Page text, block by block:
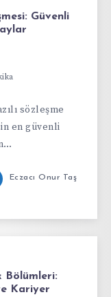
Güvenli
sözleşme
en güvenli
Eczacı Onur Taş
Bölümleri:
Kariyer